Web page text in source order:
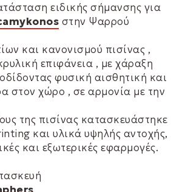
ειδικής σήμανσης για
στην Ψαρρού
και κανονισμού πισίνας ,
επιφάνεια , με χάραξη
φυσική αισθητική και
στον χώρο , σε αρμονία με την
της πισίνας κατασκευάστηκε
και υλικά υψηλής αντοχής,
και εξωτερικές εφαρμογές.